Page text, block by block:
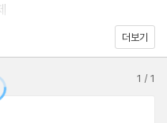
더보기
1 /1